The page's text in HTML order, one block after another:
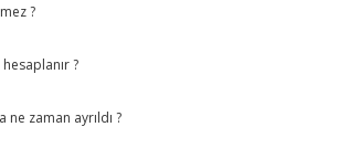
?
?
ne zaman ayrıldı ?